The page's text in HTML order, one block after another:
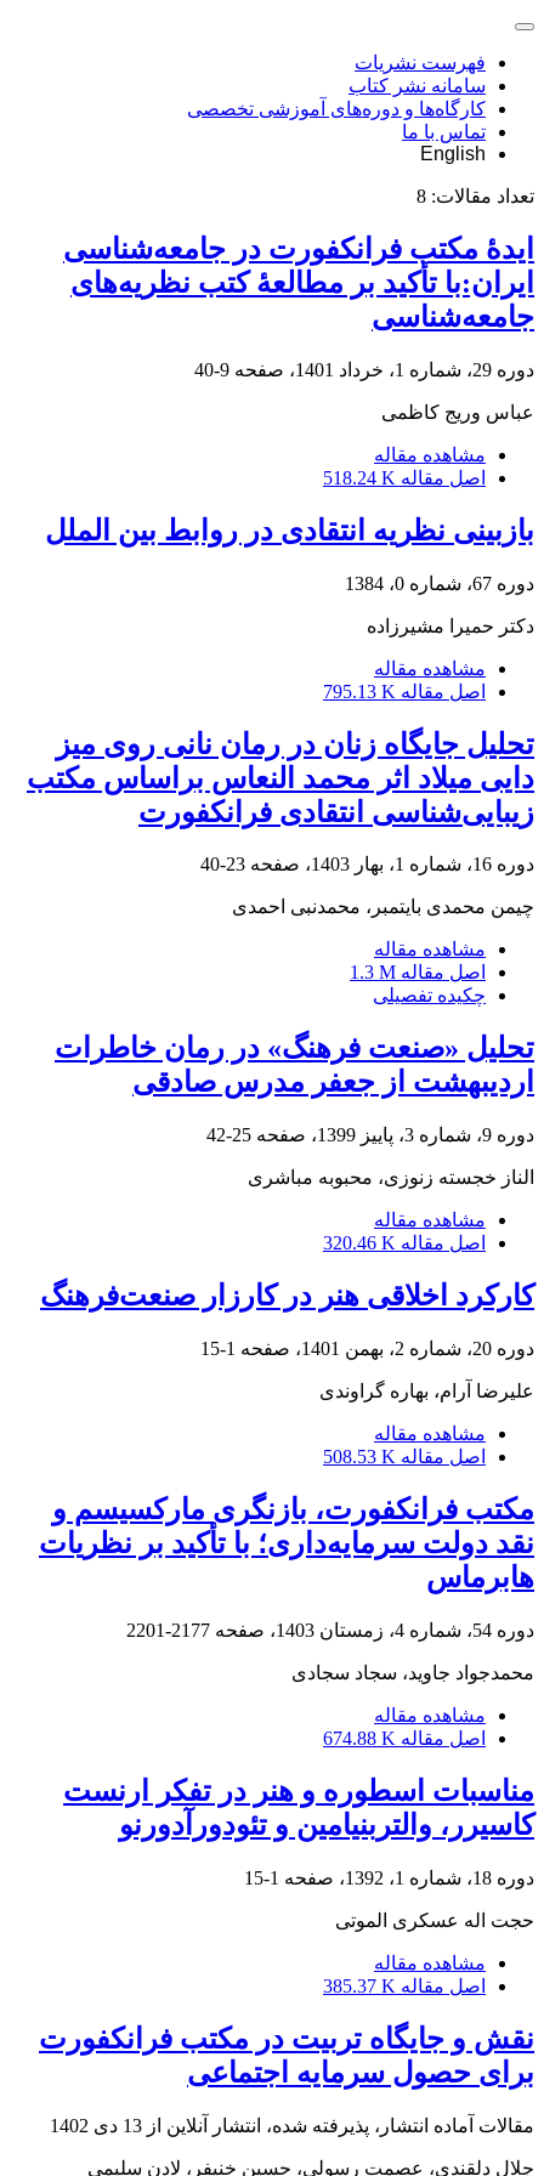
فهرست نشریات
سامانه نشر کتاب
کارگاه‌ها و دوره‌های آموزشی تخصصی
تماس با ما
English
تعداد مقالات: 8
ایدۀ مکتب فرانکفورت در جامعه‌شناسی
ایران:با تأکید بر مطالعۀ کتب نظریه‌های
جامعه‌شناسی
دوره 29، شماره 1، خرداد 1401، صفحه 9-40
عباس وریج کاظمی
مشاهده مقاله
اصل مقاله 518.24 K
بازبینی نظریه انتقادی در روابط بین الملل
دوره 67، شماره 0، 1384
دکتر حمیرا مشیرزاده
مشاهده مقاله
اصل مقاله 795.13 K
تحلیل جایگاه زنان در رمان نانی روی میز
دایی میلاد اثر محمد النعاس براساس مکتب
زیبایی‌شناسی انتقادی فرانکفورت
دوره 16، شماره 1، بهار 1403، صفحه 23-40
چیمن محمدی بایتمبر، محمدنبی احمدی
مشاهده مقاله
اصل مقاله 1.3 M
چکیده تفصیلی
تحلیل «صنعت فرهنگ» در رمان خاطرات
اردیبهشت از جعفر مدرس صادقی
دوره 9، شماره 3، پاییز 1399، صفحه 25-42
الناز خجسته زنوزی، محبوبه مباشری
مشاهده مقاله
اصل مقاله 320.46 K
کارکرد اخلاقی هنر در کارزار صنعت‌فرهنگ
دوره 20، شماره 2، بهمن 1401، صفحه 1-15
علیرضا آرام، بهاره گراوندی
مشاهده مقاله
اصل مقاله 508.53 K
مکتب فرانکفورت، بازنگری مارکسیسم و
نقد دولت سرمایه‌داری؛ با تأکید بر نظریات
هابرماس
دوره 54، شماره 4، زمستان 1403، صفحه 2177-2201
محمدجواد جاوید، سجاد سجادی
مشاهده مقاله
اصل مقاله 674.88 K
مناسبات اسطوره و هنر در تفکر ارنست
کاسیرر، والتربنیامین و تئودورآدورنو
دوره 18، شماره 1، 1392، صفحه 1-15
حجت اله عسکری الموتی
مشاهده مقاله
اصل مقاله 385.37 K
نقش و جایگاه تربیت در مکتب فرانکفورت
برای حصول سرمایه اجتماعی
مقالات آماده انتشار، پذیرفته شده، انتشار آنلاین از 13 دی 1402
جلال دلقندی، عصمت رسولی، حسین خنیفر، لادن سلیمی